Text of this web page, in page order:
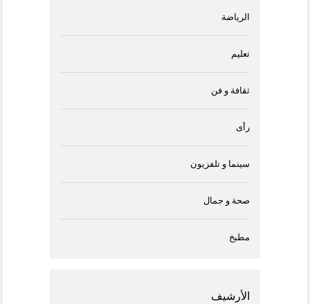
الرياضة
تعليم
ثقافة و فن
رأى
سينما و تلفزيون
صحة و جمال
مطبخ
الأرشيف